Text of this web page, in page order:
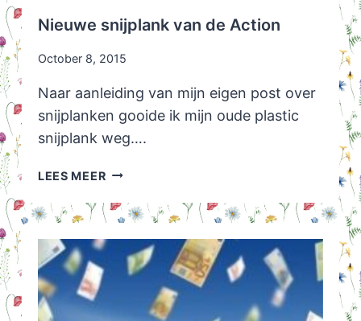
Nieuwe snijplank van de Action
October 8, 2015
Naar aanleiding van mijn eigen post over
snijplanken gooide ik mijn oude plastic
snijplank weg….
LEES MEERNIEUWE
VAN
ACTION